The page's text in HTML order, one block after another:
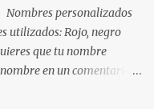
lo tanto entra en la lista
Nombres personalizados
utilizados: Rojo, negro
que tu nombre
en un comentario y